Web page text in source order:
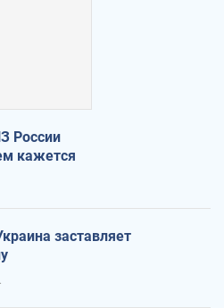
России
кажется
заставляет